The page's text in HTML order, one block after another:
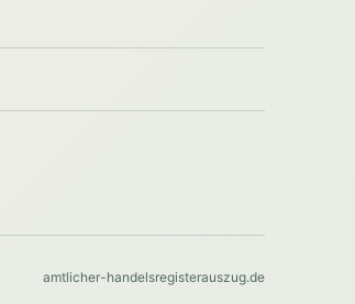
amtlicher-handelsregisterauszug.de